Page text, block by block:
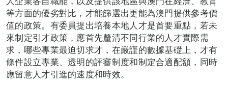
等方面的優劣對比，才能篩選出更能為澳門提供參考價
值的政策。有委員提出培養本地人才是首要重點，若未
來制定引才政策，應首先釐清不同行業的人才實際需
求，哪些專業最迫切求才，在嚴謹的數據基礎上，才有
條件設立專業、透明的評審制度和制定合適配額，同時
應留意人才引進的速度和時效。